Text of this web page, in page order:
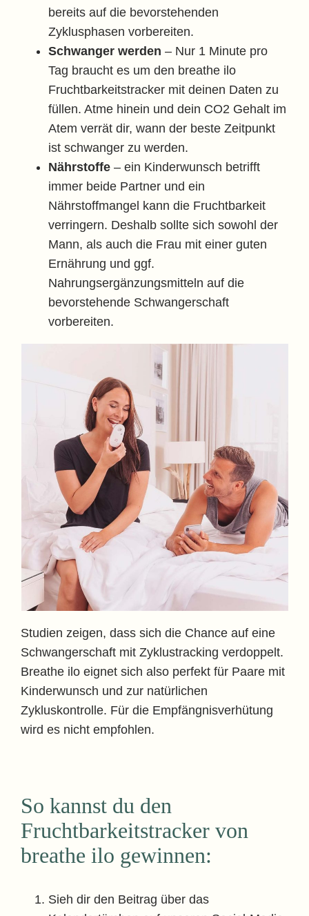
bereits auf die bevorstehenden
Zyklusphasen vorbereiten.
Schwanger werden – Nur 1 Minute pro
Tag braucht es um den breathe ilo
Fruchtbarkeitstracker mit deinen Daten zu
füllen. Atme hinein und dein CO2 Gehalt im
Atem verrät dir, wann der beste Zeitpunkt
ist schwanger zu werden.
Nährstoffe – ein Kinderwunsch betrifft
immer beide Partner und ein
Nährstoffmangel kann die Fruchtbarkeit
verringern. Deshalb sollte sich sowohl der
Mann, als auch die Frau mit einer guten
Ernährung und ggf.
Nahrungsergänzungsmitteln auf die
bevorstehende Schwangerschaft
vorbereiten.
Studien zeigen, dass sich die Chance auf eine
Schwangerschaft mit Zyklustracking verdoppelt.
Breathe ilo eignet sich also perfekt für Paare mit
Kinderwunsch und zur natürlichen
Zykluskontrolle. Für die Empfängnisverhütung
wird es nicht empfohlen.
So kannst du den
Fruchtbarkeitstracker von
breathe ilo gewinnen:
Sieh dir den Beitrag über das